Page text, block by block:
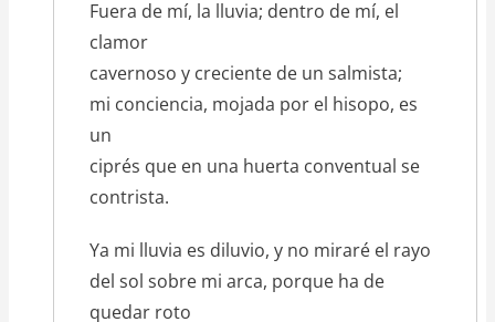
Fuera de mí, la lluvia; dentro de mí, el
clamor
cavernoso y creciente de un salmista;
mi conciencia, mojada por el hisopo, es
un
ciprés que en una huerta conventual se
contrista.
Ya mi lluvia es diluvio, y no miraré el rayo
del sol sobre mi arca, porque ha de
quedar roto